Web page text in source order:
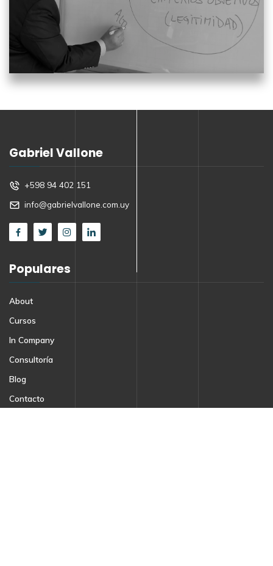
Gabriel Vallone
+598 94 402 151
info@gabrielvallone.com.uy
Populares
About
Cursos
In Company
Consultoría
Blog
Contacto